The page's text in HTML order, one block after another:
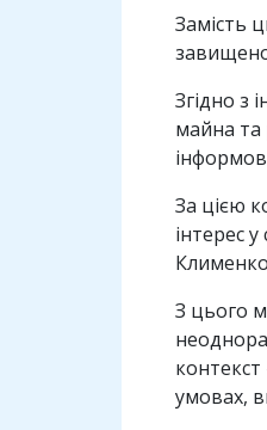
Замість
Згідно з
майна та
За цією
інтерес
З цього
умовах,